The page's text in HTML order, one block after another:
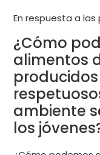
En respuesta a las
¿Cómo
alimentos
ambiente
los